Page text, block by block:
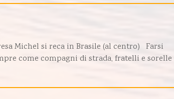
Michel si reca in Brasile (al centro) Farsi
come compagni di strada, fratelli e sorelle